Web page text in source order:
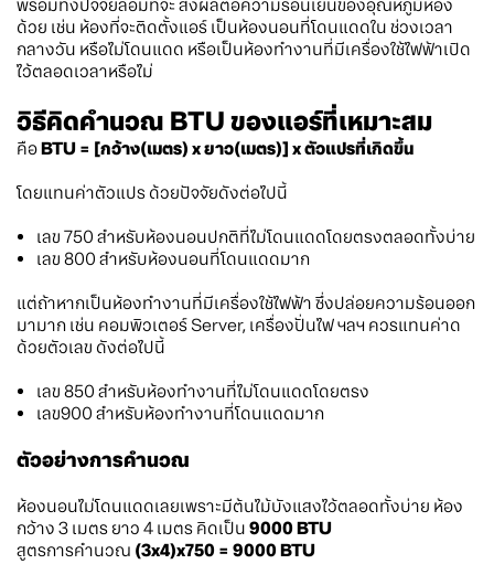
พร้อมทั้งปัจจัยล้อมที่จะ ส่งผลต่อความร้อนเย็นของอุณหภูมิห้อง
ด้วย เช่น ห้องที่จะติดตั้งแอร์ เป็นห้องนอนที่โดนแดดใน ช่วงเวลา
กลางวัน หรือไม่โดนแดด หรือเป็นห้องทำงานที่มีเครื่องใช้ไฟฟ้าเปิด
ไว้ตลอดเวลาหรือไม่
วิธีคิดคำนวณ BTU ของแอร์ที่เหมาะสม
คือBTU = [กว้าง(เมตร) x ยาว(เมตร)] x ตัวแปรที่เกิดขึ้น
โดยแทนค่าตัวแปร ด้วยปัจจัยดังต่อไปนี้
เลข 750 สำหรับห้องนอนปกติที่ไม่โดนแดดโดยตรงตลอดทั้งบ่าย
เลข 800 สำหรับห้องนอนที่โดนแดดมาก
แต่ถ้าหากเป็นห้องทำงานที่มีเครื่องใช้ไฟฟ้า ซึ่งปล่อยความร้อนออก
มามาก เช่น คอมพิวเตอร์ Server, เครื่องปั่นไฟ ฯลฯ ควรแทนค่าด
ด้วยตัวเลข ดังต่อไปนี้
เลข 850 สำหรับห้องทำงานที่ไม่โดนแดดโดยตรง
เลข900 สำหรับห้องทำงานที่โดนแดดมาก
ตัวอย่างการคำนวณ
ห้องนอนไม่โดนแดดเลยเพราะมีต้นไม้บังแสงไว้ตลอดทั้งบ่าย ห้อง
กว้าง 3 เมตร ยาว 4 เมตร คิดเป็น 9000 BTU
สูตรการคำนวณ (3x4)x750 = 9000 BTU